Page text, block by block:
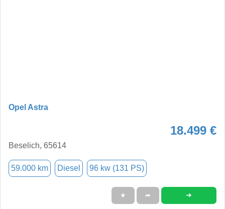
Opel Astra
18.499 €
Beselich, 65614
59.000 km Diesel 96 kw (131 PS)
★ ➦ ➜